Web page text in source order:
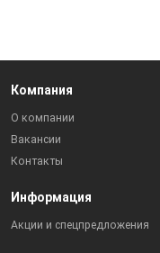
Компания
О компании
Вакансии
Контакты
Информация
Акции и спецпредложения